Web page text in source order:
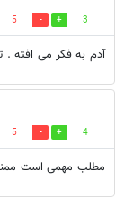
3
5
آدم به فکر می افته
4
5
مطلب مهمی است